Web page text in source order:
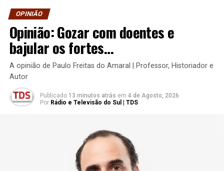
OPINIÃO
Opinião: Gozar com doentes e
bajular os fortes…
A opinião de Paulo Freitas do Amaral | Professor, Historiador e
Autor
Publicado 13 minutos atrás em 4 de Agosto, 2026
Por Rádio e Televisão do Sul | TDS